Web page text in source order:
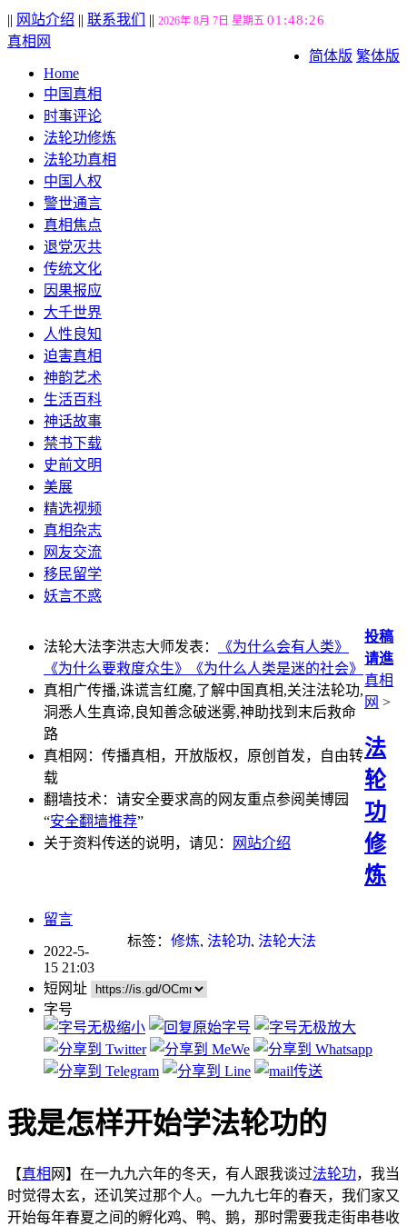
|| 网站介绍 || 联系我们 || 2026年 8月 7日 星期五 01:48:27
简体版 繁体版
真相网
Home
中国真相
时事评论
法轮功修炼
法轮功真相
中国人权
警世通言
真相焦点
退党灭共
传统文化
因果报应
大千世界
人性良知
迫害真相
神韵艺术
生活百科
神话故事
禁书下载
史前文明
美展
精选视频
真相杂志
网友交流
移民留学
妖言不惑
法轮大法李洪志大师发表：
《为什么会有人类》
《为什么要救度众生》
《为什么人类是迷的社会》
真相广传播,诛谎言红魔,了解中国真相,关注法轮功,
洞悉人生真谛,良知善念破迷雾,神助找到末后救命
路
真相网：传播真相，开放版权，原创首发，自由转
载
翻墙技术：请安全要求高的网友重点参阅美博园
“安全翻墙推荐”
关于资料传送的说明，请见：
网站介绍
投稿
请進
真相
网 >
法
轮
功
修
炼
留言
标签： 修炼, 法轮功, 法轮大法
2022-5-
15 21:03
短网址
字号
我是怎样开始学法轮功的
【真相 网】在一九九六年的冬天，有人跟我谈过法轮功，我当
时觉得太玄，还讥笑过那个人。一九九七年的春天，我们家又
开始每年春夏之间的孵化鸡、鸭、鹅，那时需要我走街串巷收